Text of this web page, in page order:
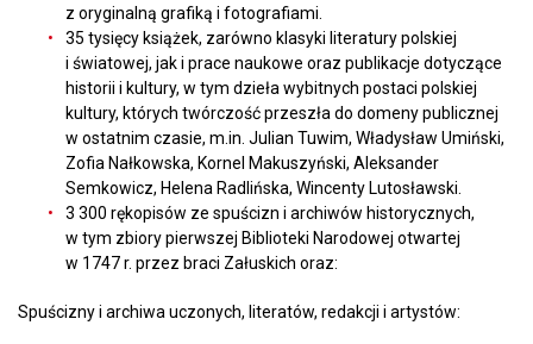
z oryginalną grafiką i fotografiami.
35 tysięcy książek, zarówno klasyki literatury polskiej
i światowej, jak i prace naukowe oraz publikacje dotyczące
historii i kultury, w tym dzieła wybitnych postaci polskiej
kultury, których twórczość przeszła do domeny publicznej
w ostatnim czasie, m.in. Julian Tuwim, Władysław Umiński,
Zofia Nałkowska, Kornel Makuszyński, Aleksander
Semkowicz, Helena Radlińska, Wincenty Lutosławski.
3 300 rękopisów ze spuścizn i archiwów historycznych,
w tym zbiory pierwszej Biblioteki Narodowej otwartej
w 1747 r. przez braci Załuskich oraz:
Spuścizny i archiwa uczonych, literatów, redakcji i artystów: